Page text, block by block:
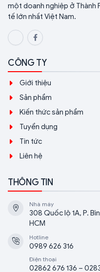
một doanh nghiệp ở Thành
tế lớn nhất Việt Nam.
CÔNG TY
Giới thiệu
Sản phẩm
Kiến thức sản phẩm
Tuyển dụng
Tin tức
Liên hệ
THÔNG TIN
Nhà máy
308 Quốc lộ 1A, P.
HCM
Hotline
0989 626 316
Điện thoại
02862 676 136 –